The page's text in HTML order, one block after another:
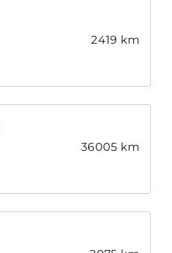
2419 km
36005 km